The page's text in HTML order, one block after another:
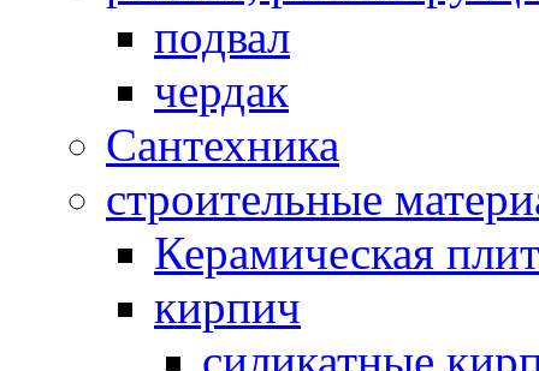
подвал
чердак
Сантехника
строительные
Керамическая
кирпич
силикатные